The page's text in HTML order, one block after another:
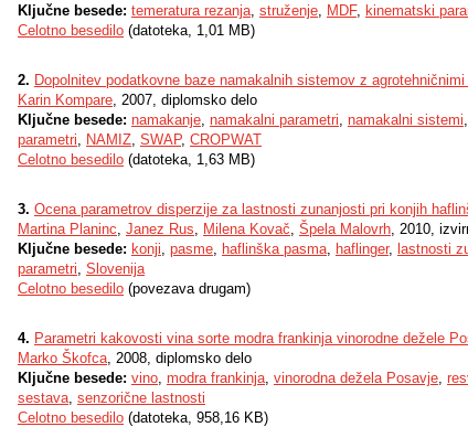
Ključne besede: temeratura rezanja, struženje, MDF, kinematski
Celotno besedilo (datoteka, 1,01 MB)
2. Dopolnitev podatkovne baze namakalnih sistemov z
Karin Kompare, 2007, diplomsko delo
Ključne besede: namakanje, namakalni parametri, namakalni sistemi,
parametri, NAMIZ, SWAP, CROPWAT
Celotno besedilo (datoteka, 1,63 MB)
3. Ocena parametrov disperzije za lastnosti zunanjosti pri konjih
Martina Planinc, Janez Rus, Milena Kovač, Špela Malovrh, 2010,
Ključne besede: konji, pasme, haflinška pasma, haflinger, lastnosti
parametri, Slovenija
Celotno besedilo (povezava drugam)
4. Parametri kakovosti vina sorte modra frankinja vinorodne dežele
Marko Škofca, 2008, diplomsko delo
Ključne besede: vino, modra frankinja, vinorodna dežela Posavje,
sestava, senzorične lastnosti
Celotno besedilo (datoteka, 958,16 KB)